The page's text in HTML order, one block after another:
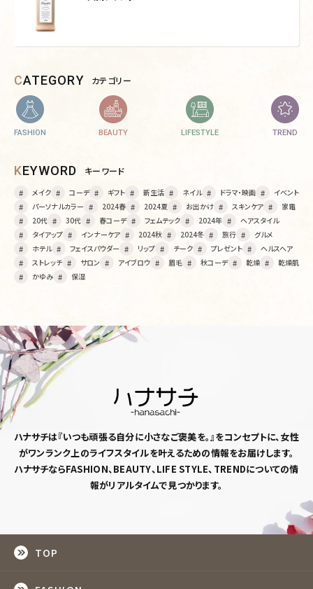
CATEGORY カテゴリー
FASHION BEAUTY LIFESTYLE TREND
KEYWORD キーワード
メイク コーデ ギフト 新生活 ネイル ドラマ・映画
イベント
パーソナルカラー
2024春 2024夏 お出かけ スキンケア
家電
20代
30代 春コーデ フェムテック 2024年
ヘアスタイル
タイアップ
インナーケア 2024秋 2024冬 旅行
グルメ
ホテル
フェイスパウダー リップ チーク プレゼント
ヘルスヘア
ストレッチ
サロン アイブロウ 眉毛 秋コーデ 乾燥
乾燥肌
かゆみ
保湿
ハナサチは『いつも頑張る自分に小さなご褒美を。』をコンセプトに、女性
がワンランク上のライフスタイルを叶えるための情報をお届けします。
ハナサチならFASHION、BEAUTY、LIFE STYLE、TRENDについての情
報がリアルタイムで見つかります。
TOP